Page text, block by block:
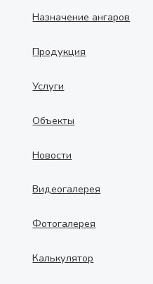
Назначение ангаров
Продукция
Услуги
Объекты
Новости
Видеогалерея
Фотогалерея
Калькулятор